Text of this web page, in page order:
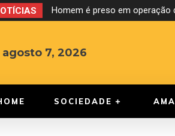
Homem é preso em operação
7, 2026
SOCIEDADE